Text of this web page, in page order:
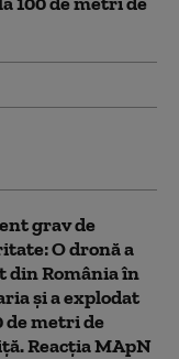
grav de
O dronă a
din România în
şi a explodat
de metri de
Reacția MApN